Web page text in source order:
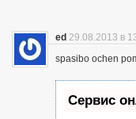
ed 29.08.2013 в
spasibo ochen
Сервис